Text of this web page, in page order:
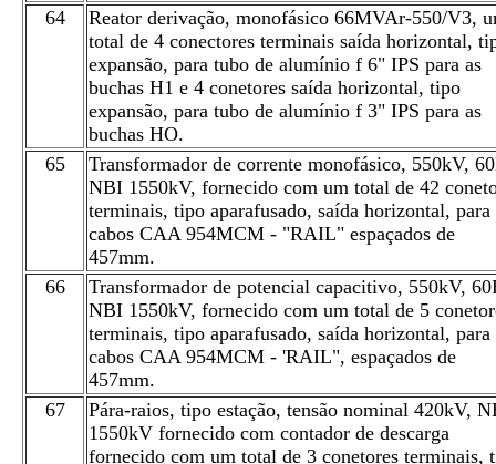
64
Reator derivação, monofásico 66MVAr-550/V3,
total de 4 conectores terminais saída horizontal,
expansão, para tubo de alumínio f 6" IPS para as
buchas H1 e 4 conetores saída horizontal, tipo
expansão, para tubo de alumínio f 3" IPS para as
buchas HO.
65
Transformador de corrente monofásico, 550kV,
NBI 1550kV, fornecido com um total de 42
terminais, tipo aparafusado, saída horizontal, para
cabos CAA 954MCM - "RAIL" espaçados de
457mm.
66
Transformador de potencial capacitivo, 550kV,
NBI 1550kV, fornecido com um total de 5
terminais, tipo aparafusado, saída horizontal, para
cabos CAA 954MCM - 'RAIL", espaçados de
457mm.
67
Pára-raios, tipo estação, tensão nominal 420kV,
1550kV fornecido com contador de descarga
fornecido com um total de 3 conetores terminais,